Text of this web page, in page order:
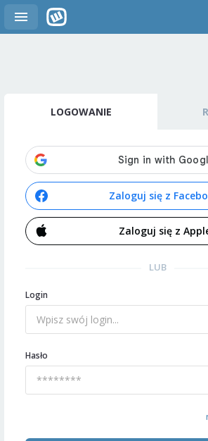
LOGOWANIE
Zaloguj się z
Zaloguj się z
LUB
Login
Hasło